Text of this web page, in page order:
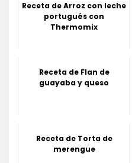
Receta de Arroz con leche
portugués con
Thermomix
Receta de Flan de
guayaba y queso
Receta de Torta de
merengue